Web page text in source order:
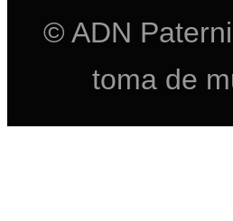
© ADN
toma de